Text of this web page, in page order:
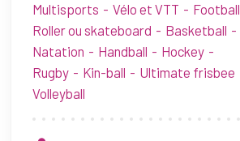
Multisports
Vélo et VTT
Football
Roller ou skateboard
Basketball
Natation
Handball
Hockey
Rugby
Kin-ball
Ultimate frisbee
Volleyball